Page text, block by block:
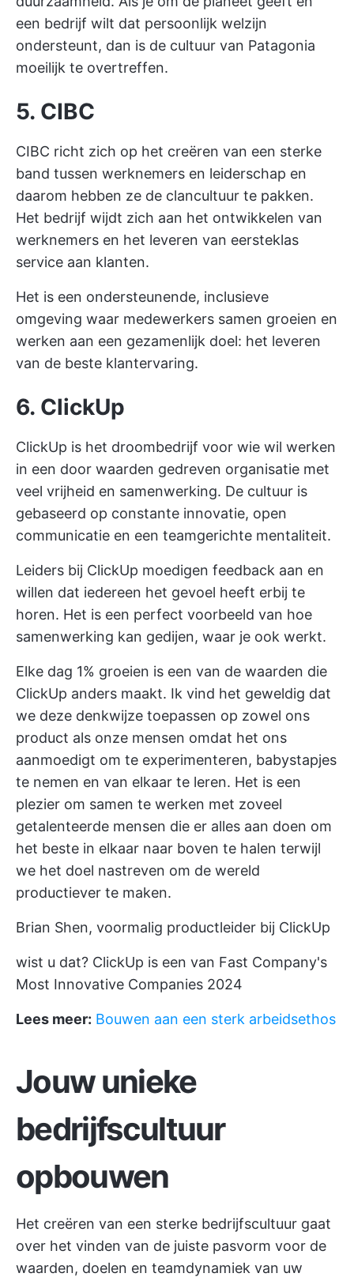
een bedrijf wilt dat persoonlijk welzijn
ondersteunt, dan is de cultuur van Patagonia
moeilijk te overtreffen.
5. CIBC
CIBC richt zich op het creëren van een sterke
band tussen werknemers en leiderschap en
daarom hebben ze de clancultuur te pakken.
Het bedrijf wijdt zich aan het ontwikkelen van
werknemers en het leveren van eersteklas
service aan klanten.
Het is een ondersteunende, inclusieve
omgeving waar medewerkers samen groeien en
werken aan een gezamenlijk doel: het leveren
van de beste klantervaring.
6. ClickUp
ClickUp is het droombedrijf voor wie wil werken
in een door waarden gedreven organisatie met
veel vrijheid en samenwerking. De cultuur is
gebaseerd op constante innovatie, open
communicatie en een teamgerichte mentaliteit.
Leiders bij ClickUp moedigen feedback aan en
willen dat iedereen het gevoel heeft erbij te
horen. Het is een perfect voorbeeld van hoe
samenwerking kan gedijen, waar je ook werkt.
Elke dag 1% groeien is een van de waarden die
ClickUp anders maakt. Ik vind het geweldig dat
we deze denkwijze toepassen op zowel ons
product als onze mensen omdat het ons
aanmoedigt om te experimenteren, babystapjes
te nemen en van elkaar te leren. Het is een
plezier om samen te werken met zoveel
getalenteerde mensen die er alles aan doen om
het beste in elkaar naar boven te halen terwijl
we het doel nastreven om de wereld
productiever te maken.
Brian Shen, voormalig productleider bij ClickUp
wist u dat? ClickUp is een van Fast Company's
Most Innovative Companies 2024
Lees meer: Bouwen aan een sterk arbeidsethos
Jouw unieke
bedrijfscultuur
opbouwen
Het creëren van een sterke bedrijfscultuur gaat
over het vinden van de juiste pasvorm voor de
waarden, doelen en teamdynamiek van uw